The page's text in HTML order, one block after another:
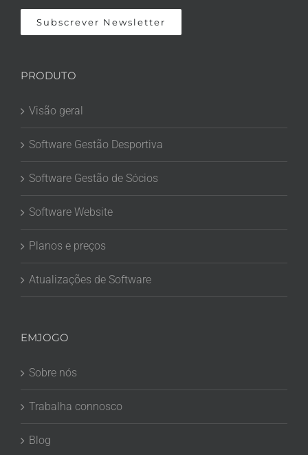
Subscrever Newsletter
PRODUTO
Visão geral
Software Gestão Desportiva
Software Gestão de Sócios
Software Website
Planos e preços
Atualizações de Software
EMJOGO
Sobre nós
Trabalha connosco
Blog